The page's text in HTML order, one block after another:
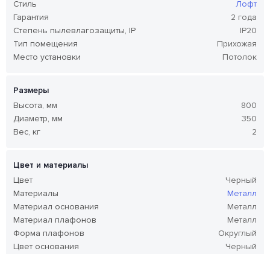
Стиль
Лофт
Гарантия
2 года
Степень пылевлагозащиты, IP
IP20
Тип помещения
Прихожая
Место установки
Потолок
Размеры
Высота, мм
800
Диаметр, мм
350
Вес, кг
2
Цвет и материалы
Цвет
Черный
Материалы
Металл
Материал основания
Металл
Материал плафонов
Металл
Форма плафонов
Округлый
Цвет основания
Черный